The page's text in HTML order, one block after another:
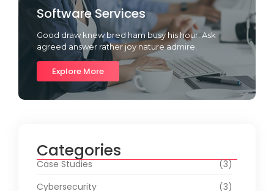
Software Services
Good draw knew bred ham busy his hour. Ask
agreed answer rather joy nature admire.
Explore More
Categories
Case Studies
(3)
Cybersecurity
(3)